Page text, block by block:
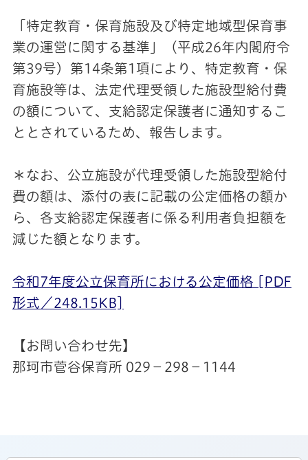
「特定教育・保育施設及び特定地域型保育事
業の運営に関する基準」（平成26年内閣府令
第39号）第14条第1項により、特定教育・保
育施設等は、法定代理受領した施設型給付費
の額について、支給認定保護者に通知するこ
ととされているため、報告します。
＊なお、公立施設が代理受領した施設型給付
費の額は、添付の表に記載の公定価格の額か
ら、各支給認定保護者に係る利用者負担額を
減じた額となります。
令和7年度公立保育所における公定価格 [PDF
形式／248.15KB]
【お問い合わせ先】
那珂市菅谷保育所 029－298－1144